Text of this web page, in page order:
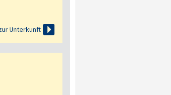
Unterkunft 